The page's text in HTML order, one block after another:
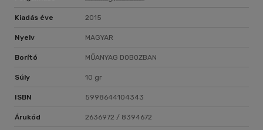
Kiadás éve 2015
Nyelv MAGYAR
Borító MŰANYAG DOBOZBAN
Súly 10 gr
ISBN 5998644104343
Árukód 2636972 / 8394672